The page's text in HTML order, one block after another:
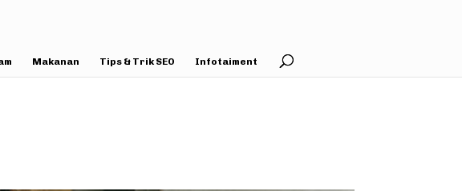
Makanan Tips & Trik SEO Infotaiment